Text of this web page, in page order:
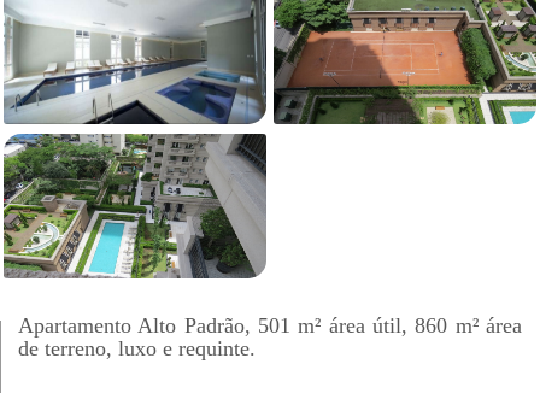
Apartamento Alto Padrão, 501 m² área útil, 860 m² área
de terreno, luxo e requinte.